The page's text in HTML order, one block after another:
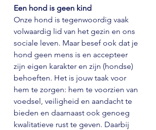
Een hond is geen kind
Onze hond is tegenwoordig vaak
volwaardig lid van het gezin en ons
sociale leven. Maar besef ook dat je
hond geen mens is en accepteer
zijn eigen karakter en zijn (hondse)
behoeften. Het is jouw taak voor
hem te zorgen: hem te voorzien van
voedsel, veiligheid en aandacht te
bieden en daarnaast ook genoeg
kwalitatieve rust te geven. Daarbij